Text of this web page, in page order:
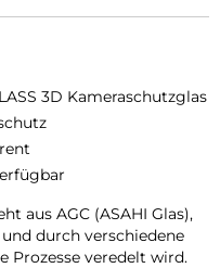
3D Kameraschutzglas
aus AGC (ASAHI Glas),
durch verschiedene
Prozesse veredelt wird.